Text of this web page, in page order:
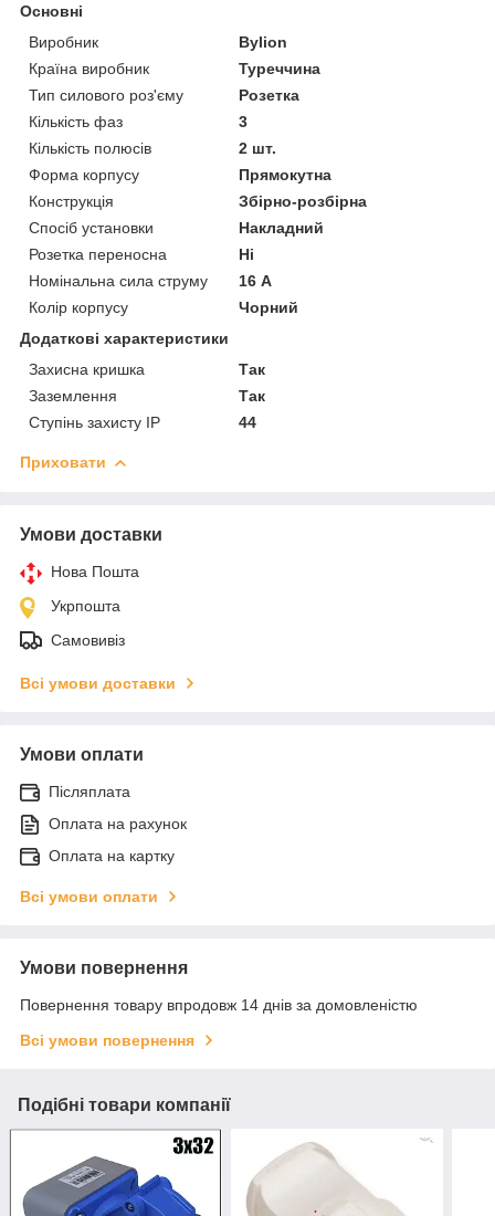
Основні
Виробник
Bylion
Країна виробник
Туреччина
Тип силового роз'єму
Розетка
Кількість фаз
3
Кількість полюсів
2 шт.
Форма корпусу
Прямокутна
Конструкція
Збірно-розбірна
Спосіб установки
Накладний
Розетка переносна
Ні
Номінальна сила струму
16 А
Колір корпусу
Чорний
Додаткові характеристики
Захисна кришка
Так
Заземлення
Так
Ступінь захисту IP
44
Приховати
Умови доставки
Нова Пошта
Укрпошта
Самовивіз
Всі умови доставки
Умови оплати
Післяплата
Оплата на рахунок
Оплата на картку
Всі умови оплати
Умови повернення
Повернення товару впродовж 14 днів за домовленістю
Всі умови повернення
Подібні товари компанії